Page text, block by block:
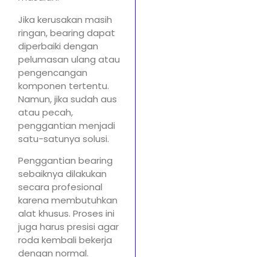
Jika kerusakan masih
ringan, bearing dapat
diperbaiki dengan
pelumasan ulang atau
pengencangan
komponen tertentu.
Namun, jika sudah aus
atau pecah,
penggantian menjadi
satu-satunya solusi.
Penggantian bearing
sebaiknya dilakukan
secara profesional
karena membutuhkan
alat khusus. Proses ini
juga harus presisi agar
roda kembali bekerja
dengan normal.